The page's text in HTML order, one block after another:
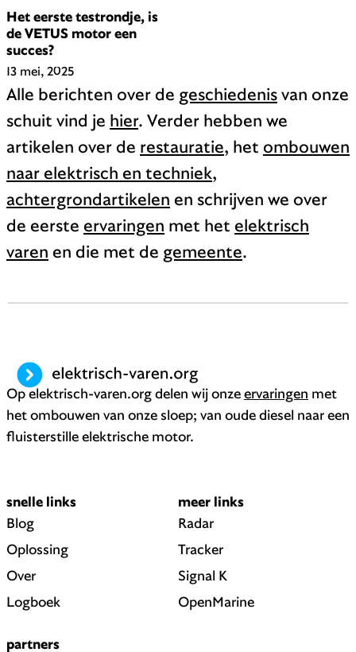
Het eerste testrondje, is
de VETUS motor een
succes?
13 mei, 2025
Alle berichten over de geschiedenisvan onze
schuit vind je hier. Verder hebben we
artikelen over de restauratie, het ombouwen
naar elektrisch en techniek,
achtergrondartikelen en schrijven we over
de eerste ervaringen met het elektrisch
varen en die met de gemeente.
Op elektrisch-varen.org delen wij onzeervaringen met
het ombouwen van onze sloep; van oude diesel naar een
fluisterstille elektrische motor.
snelle links
Blog
Oplossing
Over
Logboek
meer links
Radar
Tracker
Signal K
OpenMarine
partners